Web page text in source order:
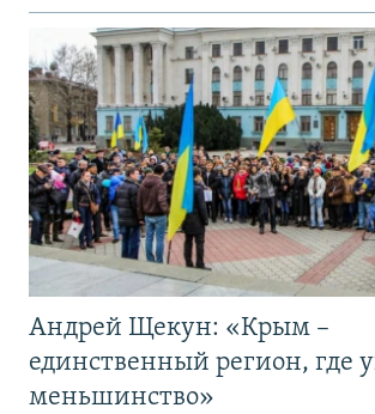
Андрей Щекун: «Крым –
единственный регион, где
меньшинство»